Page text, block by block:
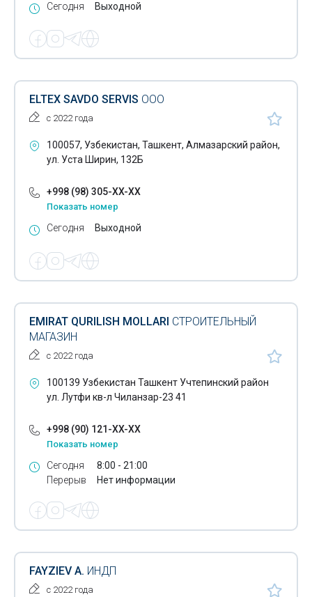
Сегодня Выходной
ELTEX SAVDO SERVIS ООО
с 2022 года
100057, Узбекистан, Ташкент, Алмазарский район,
ул. Уста Ширин, 132Б
+998 (98) 305-XX-XX
Показать номер
Сегодня Выходной
EMIRAT QURILISH MOLLARI СТРОИТЕЛЬНЫЙ
МАГАЗИН
с 2022 года
100139 Узбекистан Ташкент Учтепинский район
ул. Лутфи кв-л Чиланзар-23 41
+998 (90) 121-XX-XX
Показать номер
Сегодня
Перерыв
8:00 - 21:00
Нет информации
FAYZIEV A. ИНДП
с 2022 года